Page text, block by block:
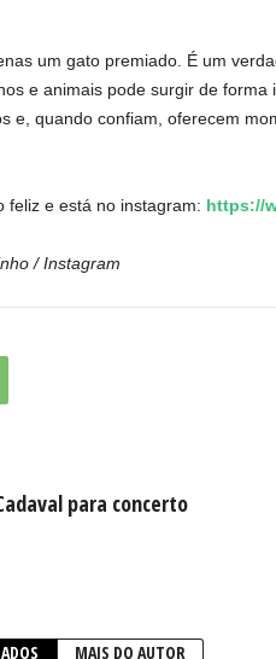
um gato premiado. É um
e animais pode surgir de
e, quando confiam, oferecem
feliz e está no instagram: https://
/ Instagram
para concerto
MAIS DO AUTOR